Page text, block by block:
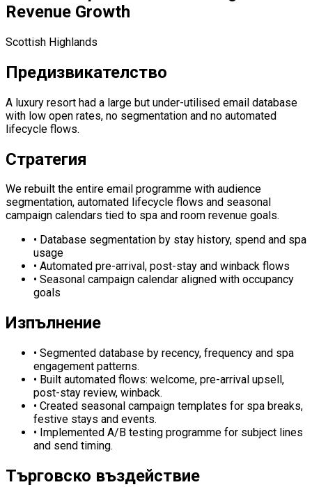
Revenue Growth
Scottish Highlands
Предизвикателство
A luxury resort had a large but under-utilised email database
with low open rates, no segmentation and no automated
lifecycle flows.
Стратегия
We rebuilt the entire email programme with audience
segmentation, automated lifecycle flows and seasonal
campaign calendars tied to spa and room revenue goals.
• Database segmentation by stay history, spend and spa
usage
• Automated pre-arrival, post-stay and winback flows
• Seasonal campaign calendar aligned with occupancy
goals
Изпълнение
• Segmented database by recency, frequency and spa
engagement patterns.
• Built automated flows: welcome, pre-arrival upsell,
post-stay review, winback.
• Created seasonal campaign templates for spa breaks,
festive stays and events.
• Implemented A/B testing programme for subject lines
and send timing.
Търговско въздействие